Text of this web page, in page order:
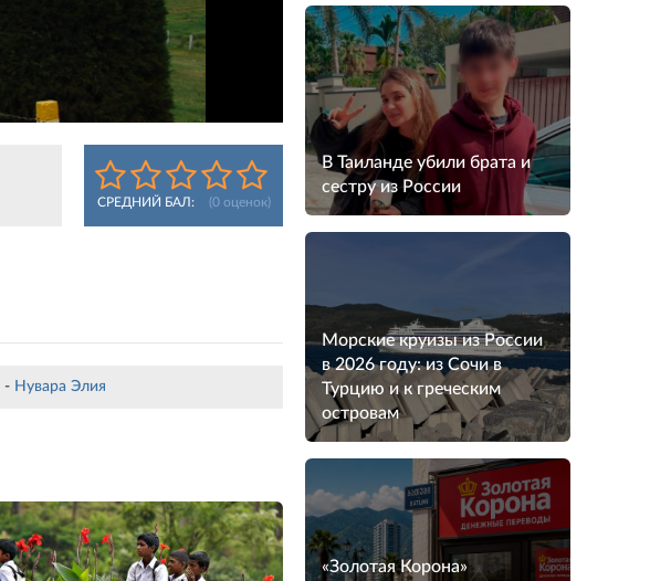
СРЕДНИЙ БАЛ: (0оценок)
- Нувара Элия
В Таиланде убили брата и
сестру из России
Морские круизы из России
в 2026 году: из Сочи в
Турцию и к греческим
островам
«Золотая Корона»